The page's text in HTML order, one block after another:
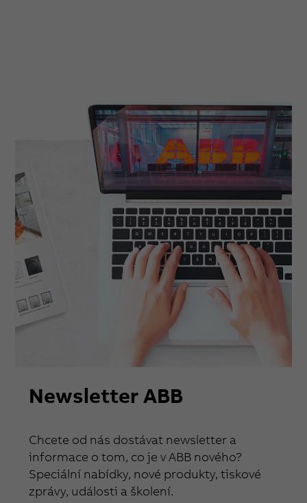
Newsletter ABB
Chcete od nás dostávat newsletter a
informace o tom, co je v ABB nového?
Speciální nabídky, nové produkty, tiskové
zprávy, události a školení.